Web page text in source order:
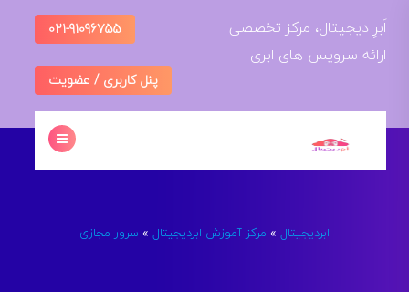
ادامه
محتوا
اَبرِ دیجیتال، مرکز تخصصی
ارائه سرویس های ابری
021-91096755
پنل کاربری / عضویت
ابردیجیتال » مرکز آموزش ابردیجیتال » سرور مجازی